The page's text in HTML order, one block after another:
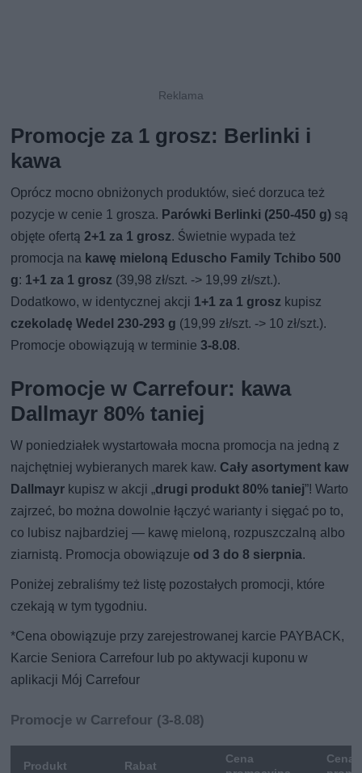
Promocje za 1 grosz: Berlinki i
kawa
Oprócz mocno obniżonych produktów, sieć dorzuca też
pozycje w cenie 1 grosza. Parówki Berlinki (250-450 g) są
objęte ofertą2+1 za 1 grosz. Świetnie wypada też
promocja na kawę mieloną Eduscho Family Tchibo 500
g: 1+1 za 1 grosz (39,98 zł/szt. -> 19,99 zł/szt.).
Dodatkowo, w identycznej akcji 1+1 za 1 grosz kupisz
czekoladę Wedel 230-293 g (19,99 zł/szt. -> 10 zł/szt.).
Promocje obowiązują w terminie3-8.08.
Promocje w Carrefour: kawa
Dallmayr 80% taniej
W poniedziałek wystartowała mocna promocja na jedną z
najchętniej wybieranych marek kaw. Cały asortyment kaw
Dallmayr kupisz w akcji „drugi produkt 80% taniej”! Warto
zajrzeć, bo można dowolnie łączyć warianty i sięgać po to,
co lubisz najbardziej — kawę mieloną, rozpuszczalną albo
ziarnistą. Promocja obowiązuje od 3 do 8 sierpnia.
Poniżej zebraliśmy też listę pozostałych promocji, które
czekają w tym tygodniu.
*Cena obowiązuje przy zarejestrowanej karcie PAYBACK,
Karcie Seniora Carrefour lub po aktywacji kuponu w
aplikacji Mój Carrefour
Promocje w Carrefour (3-8.08)
Produkt Rabat
Cena
Cena